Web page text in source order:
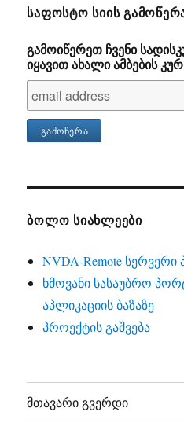
ᲡᲐᲤᲝᲡᲢᲝ ᲡᲘᲘᲡ
გამოიწერეთ ჩვენი
იყავით ახალი ამბების
ᲑᲝᲚᲝ ᲡᲘᲐᲮᲚᲔᲔᲑᲘ
NVDA-Remote სერვერი
ხმოვანი სასაუბრო
აპლიკაციის ბაზაზე
პროექტის გაშვება
მთავარი გვერდი